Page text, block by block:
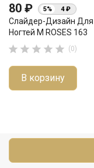
80 ₽ 5% 4 ₽
Слайдер-Дизайн Для
Ногтей М ROSES 163
     (0)
В корзину